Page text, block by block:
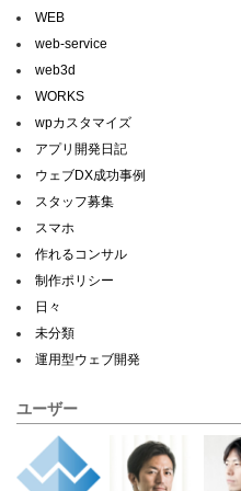
WEB
web-service
web3d
WORKS
wpカスタマイズ
アプリ開発日記
ウェブDX成功事例
スタッフ募集
スマホ
作れるコンサル
制作ポリシー
日々
未分類
運用型ウェブ開発
ユーザー